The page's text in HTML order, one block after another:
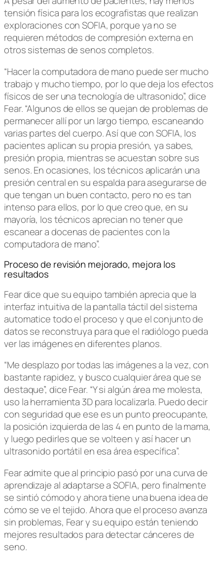
tensión física para los ecografistas que realizan
exploraciones con SOFIA, porque ya no se
requieren métodos de compresión externa en
otros sistemas de senos completos.
“Hacer la computadora de mano puede ser mucho
trabajo y mucho tiempo, por lo que deja los efectos
físicos de ser una tecnología de ultrasonido”, dice
Fear. “Algunos de ellos se quejan de problemas de
permanecer allí por un largo tiempo, escaneando
varias partes del cuerpo. Así que con SOFIA, los
pacientes aplican su propia presión, ya sabes,
presión propia, mientras se acuestan sobre sus
senos. En ocasiones, los técnicos aplicarán una
presión central en su espalda para asegurarse de
que tengan un buen contacto, pero no es tan
intenso para ellos, por lo que creo que, en su
mayoría, los técnicos aprecian no tener que
escanear a docenas de pacientes con la
computadora de mano”.
Proceso de revisión mejorado, mejora los
resultados
Fear dice que su equipo también aprecia que la
interfaz intuitiva de la pantalla táctil del sistema
automatice todo el proceso y que el conjunto de
datos se reconstruya para que el radiólogo pueda
ver las imágenes en diferentes planos.
“Me desplazo por todas las imágenes a la vez, con
bastante rapidez, y busco cualquier área que se
destaque”, dice Fear. “Y si algún área me molesta,
uso la herramienta 3D para localizarla. Puedo decir
con seguridad que ese es un punto preocupante,
la posición izquierda de las 4 en punto de la mama,
y luego pedirles que se volteen y así hacer un
ultrasonido portátil en esa área específica”.
Fear admite que al principio pasó por una curva de
aprendizaje al adaptarse a SOFIA, pero finalmente
se sintió cómodo y ahora tiene una buena idea de
cómo se ve el tejido. Ahora que el proceso avanza
sin problemas, Fear y su equipo están teniendo
mejores resultados para detectar cánceres de
seno.